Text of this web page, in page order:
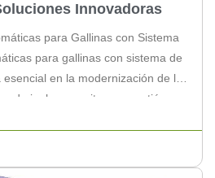
Innovadoras
para Gallinas con Sistema
para gallinas con sistema de
en la modernización de las
de jaulas permite una gestión